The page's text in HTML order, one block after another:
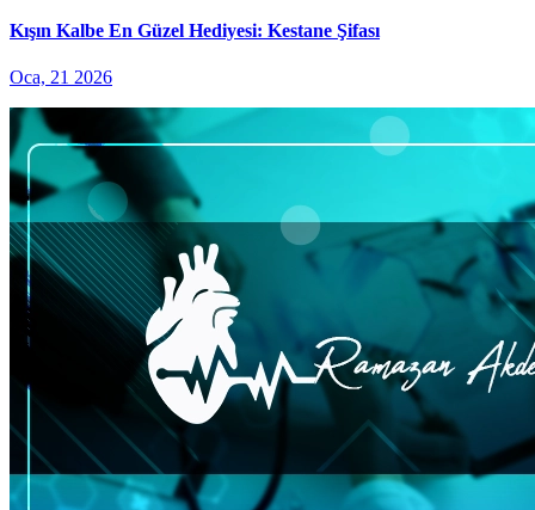
Kışın Kalbe En Güzel Hediyesi: Kestane Şifası
Oca, 21 2026